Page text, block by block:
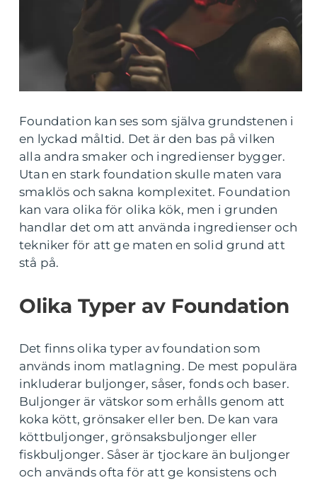
Foundation kan ses som själva grundstenen i
en lyckad måltid. Det är den bas på vilken
alla andra smaker och ingredienser bygger.
Utan en stark foundation skulle maten vara
smaklös och sakna komplexitet. Foundation
kan vara olika för olika kök, men i grunden
handlar det om att använda ingredienser och
tekniker för att ge maten en solid grund att
stå på.
Olika Typer av Foundation
Det finns olika typer av foundation som
används inom matlagning. De mest populära
inkluderar buljonger, såser, fonds och baser.
Buljonger är vätskor som erhålls genom att
koka kött, grönsaker eller ben. De kan vara
köttbuljonger, grönsaksbuljonger eller
fiskbuljonger. Såser är tjockare än buljonger
och används ofta för att ge konsistens och